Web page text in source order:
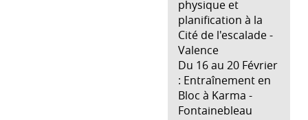
physique et
planification à la
Cité de l'escalade -
Valence
Du 16 au 20 Février
: Entraînement en
Bloc à Karma -
Fontainebleau